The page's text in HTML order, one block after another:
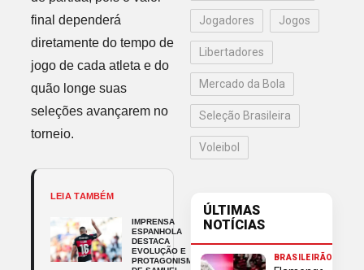
final dependerá
diretamente do tempo de
jogo de cada atleta e do
quão longe suas
seleções avançarem no
torneio.
LEIA TAMBÉM
IMPRENSA
ESPANHOLA
DESTACA
EVOLUÇÃO E
PROTAGONISMO
Jogadores Jogos
Libertadores
Mercado da Bola
Seleção Brasileira
Voleibol
ÚLTIMAS
NOTÍCIAS
BRASILEIRÃO